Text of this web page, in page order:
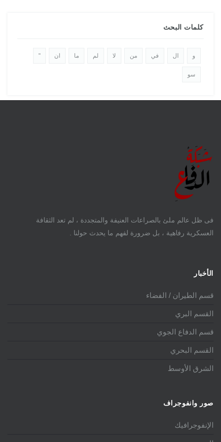
كلمات البحث
و ال في من لا لم ما ان "
سو
فى ظل عالم ملئ بالصراعات العنيفة والمتجددة ، لم تعد الثقافة
العسكرية رفاهية ، بل ضرورة لفهم ما يحدث حولنا .
الأخبار
قسم الطيران / الفضاء
القسم البري
قسم الدفاع الجوي
القسم البحري
الشرق الأوسط
صور وانفوجراف
الإنفوجرافيك